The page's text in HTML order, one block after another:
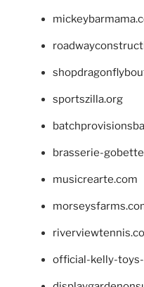
sportszilla.org
brasserie-
musicrearte.com
official-kelly-